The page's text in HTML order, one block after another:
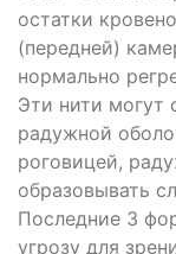
остатки
(передней)
нормально
Эти нити могут
радужной
роговицей,
образовывать
Последние 3
угрозу для